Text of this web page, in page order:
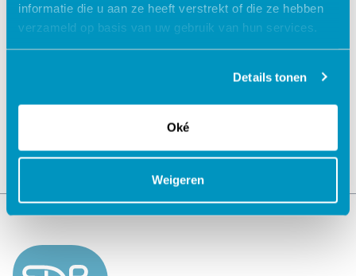
informatie die u aan ze heeft verstrekt of die ze hebben
verzameld op basis van uw gebruik van hun services.
Details tonen
Oké
Weigeren
Jouw data veilig in de cloud